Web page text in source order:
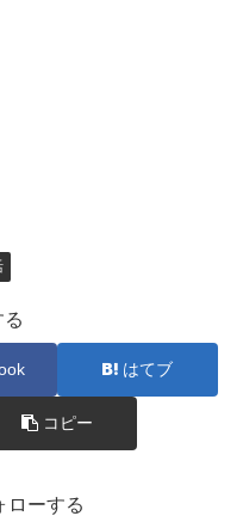
る
はてブ
コピー
ローする